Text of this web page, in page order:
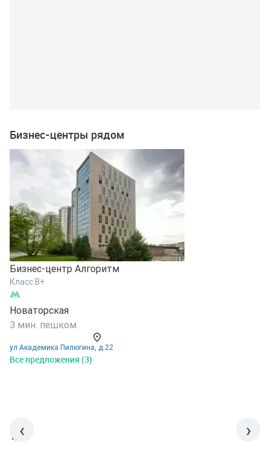
Бизнес-центры рядом
Бизнес-центр Алгоритм
Класс B+
Новаторская
3 мин. пешком
ул Академика Пилюгина, д 22
Все предложения (3)
‹ ›
1/15